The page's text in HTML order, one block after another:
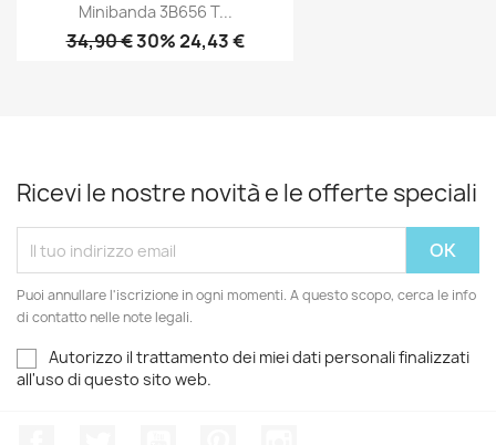
Minibanda 3B656 T...
34,90 €30% 24,43 €
Ricevi le nostre novità e le offerte speciali
Puoi annullare l'iscrizione in ogni momenti. A questo scopo, cerca le info
di contatto nelle note legali.
Autorizzo il trattamento dei miei dati personali finalizzati
all'uso di questo sito web.